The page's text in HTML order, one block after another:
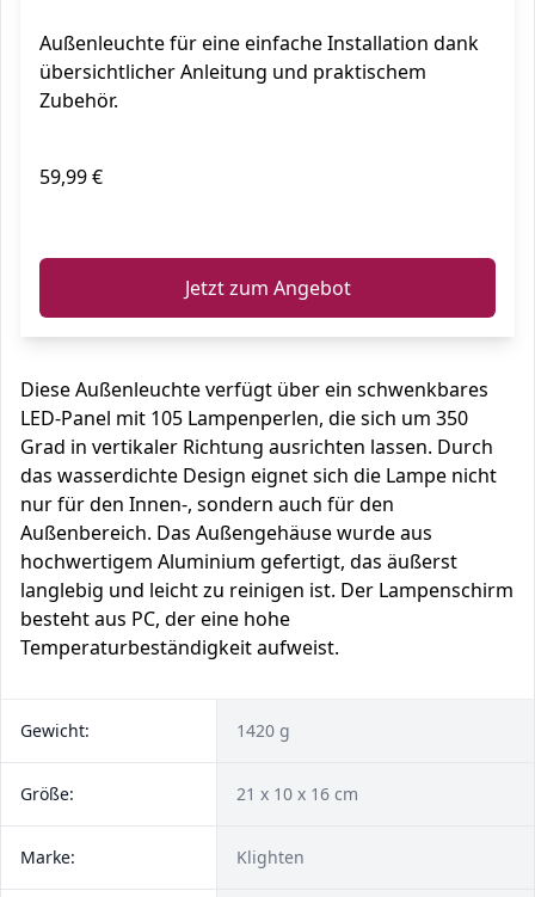
Weiß 5700K-6000K
Außenleuchte für eine einfache Installation dank
übersichtlicher Anleitung und praktischem
Zubehör.
59,99 €
Jetzt zum Angebot
Diese Außenleuchte verfügt über ein schwenkbares
LED-Panel mit 105 Lampenperlen, die sich um 350
Grad in vertikaler Richtung ausrichten lassen. Durch
das wasserdichte Design eignet sich die Lampe nicht
nur für den Innen-, sondern auch für den
Außenbereich. Das Außengehäuse wurde aus
hochwertigem Aluminium gefertigt, das äußerst
langlebig und leicht zu reinigen ist. Der Lampenschirm
besteht aus PC, der eine hohe
Temperaturbeständigkeit aufweist.
Gewicht: 1420 g
Größe: 21 x 10 x 16 cm
Marke: Klighten